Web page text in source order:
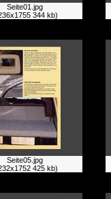
Seite01.jpg
344 kb)
Seite05.jpg
425 kb)